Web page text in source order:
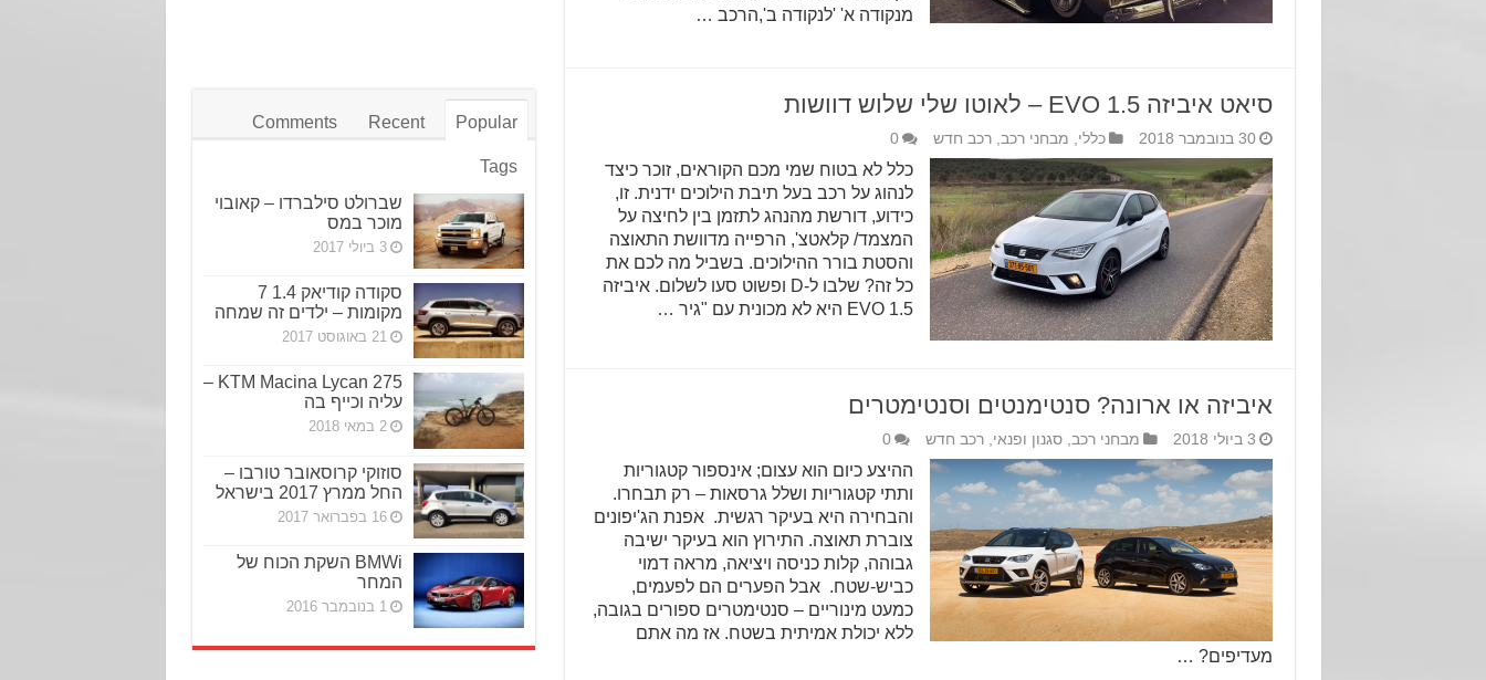
מנקודה א' 'לנקודה ב',הרכב …
סיאט איביזה 1.5 EVO – לאוטו שלי שלוש דוושות
30 בנובמבר 2018 כללי, מבחני רכב,רכב חדש 0
כלל לא בטוח שמי מכם הקוראים, זוכר כיצד
לנהוג על רכב בעל תיבת הילוכים ידנית. זו,
כידוע, דורשת מהנהג לתזמן בין לחיצה על
המצמד/ קלאטצ', הרפייה מדוושת התאוצה
והסטת בורר ההילוכים. בשביל מה לכם את
כל זה? שלבו ל-D ופשוט סעו לשלום. איביזה
1.5 EVO היא לא מכונית עם "גיר …
איביזה או ארונה? סנטימנטים וסנטימטרים
3 ביולי 2018 מבחני רכב,סגנון ופנאי,רכב חדש 0
ההיצע כיום הוא עצום; אינספור קטגוריות
ותתי קטגוריות ושלל גרסאות – רק תבחרו.
והבחירה היא בעיקר רגשית. אפנת הג'יפונים
צוברת תאוצה. התירוץ הוא בעיקר ישיבה
גבוהה, קלות כניסה ויציאה, מראה דמוי
כביש-שטח. אבל הפערים הם לפעמים,
כמעט מינוריים – סנטימטרים ספורים בגובה,
ללא יכולת אמיתית בשטח. אז מה אתם
מעדיפים? …
Popular
Recent
Comments
Tags
שברולט סילברדו – קאובוי
מוכר במס
3 ביולי 2017
סקודה קודיאק 1.4 7
מקומות – ילדים זה שמחה
21 באוגוסט 2017
KTM Macina Lycan 275 –
עליה וכייף בה
2 במאי 2018
סוזוקי קרוסאובר טורבו –
החל ממרץ 2017 בישראל
16 בפברואר 2017
BMWi השקת הכוח של
המחר
1 בנובמבר 2016